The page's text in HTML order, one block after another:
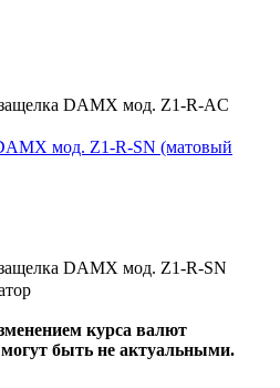
DAMX мод. Z1-R-AC
DAMX мод. Z1-R-SN
курса валют
быть не актуальными.